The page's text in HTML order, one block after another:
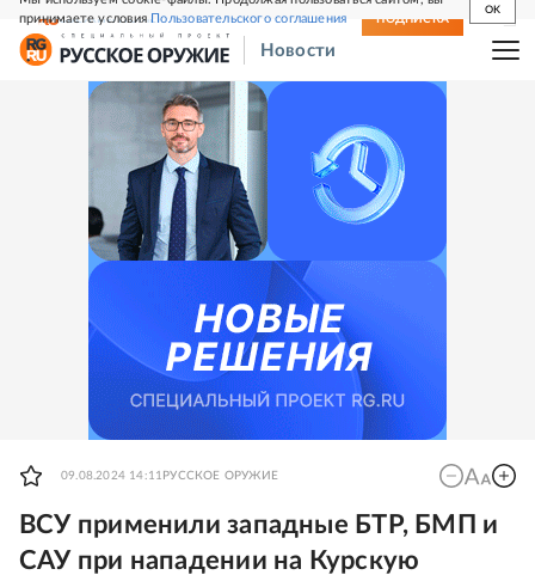
принимаете условияПользовательского соглашения
OK
СВЕЖИЙ НОМЕР ПОДПИСКА
Новости
09.08.2024 14:11 РУССКОЕ ОРУЖИЕ
ВСУ применили западные БТР, БМП и
САУ при нападении на Курскую